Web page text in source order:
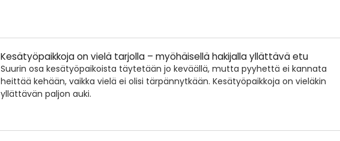
Kesätyöpaikkoja on vielä tarjolla – myöhäisellä hakijalla yllättävä etu
Suurin osa kesätyöpaikoista täytetään jo keväällä, mutta pyyhettä ei kannata
heittää kehään, vaikka vielä ei olisi tärpännytkään. Kesätyöpaikkoja on vieläkin
yllättävän paljon auki.